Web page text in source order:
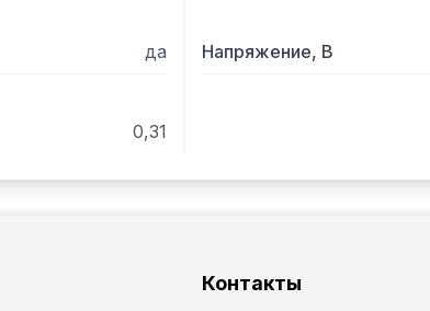
да Напряжение, В
0,31
Контакты